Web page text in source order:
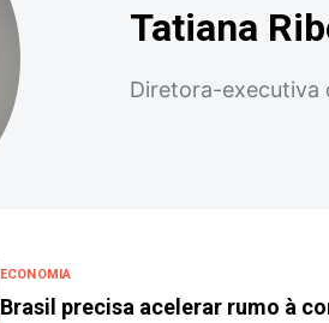
Tatiana
Diretora-executiva
ECONOMIA
Brasil precisa acelerar rumo à